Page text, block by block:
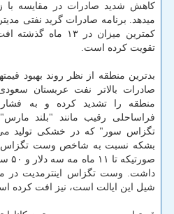
کاهش شدید صادرات در مقایسه با
کمترین میزان در
تقویت کرده است.
بدترین منطقه از نظر روند بهبود
صادرات بالاتر نفت عربستان
منطقه را تشدید کرده و به
فراساحلی رقیب مانند "بلند
بشکه نسبت به شاخص وست تگزاس
داشت. وست تگزاس اینترمدیت در
شیل این ایالت است، نیز افت کرده